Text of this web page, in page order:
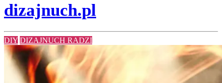
dizajnuch.pl
DIY DIZAJNUCH RADZI